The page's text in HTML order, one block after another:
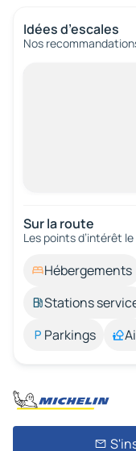
Idées d’escales
Nos
Sur la route
Les points d’intérêt
Hébergements
Stations
Parkings